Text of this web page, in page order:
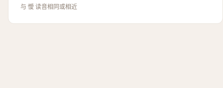
与 懓 读音相同或相近